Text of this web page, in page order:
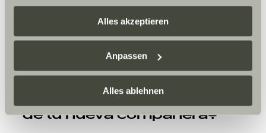
eigene Zwecke verarbeiten und mit anderen Daten
zusammenführen. Weitere Informationen finden Sie hier:
Datenschutzerklärung
einzelne Cookies/Dienste in den Einstellungen aus,
erteilen Sie uns Ihre Einwilligung zur Verarbeitung Ihrer
Daten zu den genannten Zwecken. Die Einwilligung ist
freiwillig, für den Besuch der Website nicht erforderlich
und kann jederzeit über die Einstellungen widerrufen
Alles akzeptieren
Anpassen
Alles ablehnen
¿Qué es lo que más te gusta
de tu nueva compañera?